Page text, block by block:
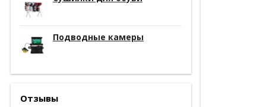
Подводные камеры
Отзывы